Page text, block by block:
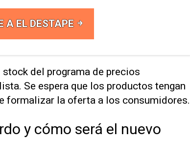
A EL DESTAPE
del programa de precios
Se espera que los productos tengan
formalizar la oferta a los consumidores.
y cómo será el nuevo